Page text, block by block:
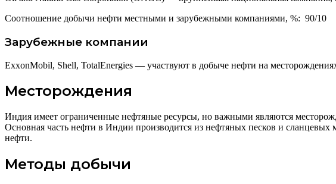
Соотношение добычи нефти местными и зарубежными компаниями, %: 90/10
Зарубежные компании
ExxonMobil, Shell, TotalEnergies — участвуют в добыче нефти на
Месторождения
Индия имеет ограниченные нефтяные ресурсы, но важными являются
Основная часть нефти в Индии производится из нефтяных песков и
нефти.
Методы добычи